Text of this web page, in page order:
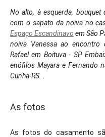
No alto, à esquerda, bouquet
com o sapato da noiva no
Espaço Escandinavo em São
noiva Vanessa ao
Rafael em Boituva - SP
enófilos Mayara e Fernando
Cunha-RS.
As fotos
As fotos do casamento